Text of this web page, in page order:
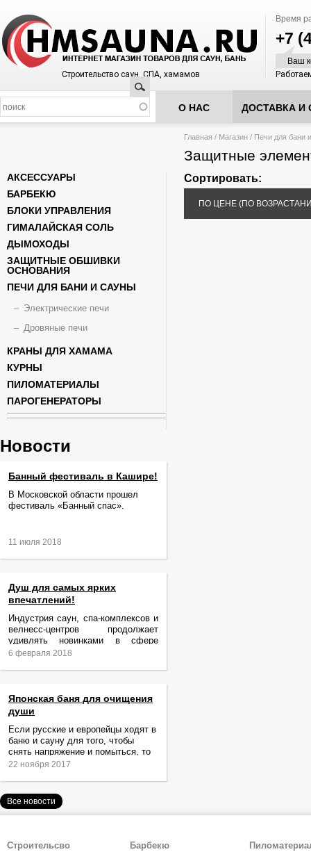
Время
+7
Ваш
Строительство саун, СПА, хамамов
Поиск
О НАС ДОСТАВКА И
Вы здесь
Главная / Магазин / Печи для бани
Защитные
Сортировать:
ПО ЦЕНЕ (ПО
АКСЕССУАРЫ
БАРБЕКЮ
БЛОКИ УПРАВЛЕНИЯ
ГИМАЛАЙСКАЯ СОЛЬ
ДЫМОХОДЫ
ЗАЩИТНЫЕ ОБШИВКИ
ОСНОВАНИЯ
ПЕЧИ ДЛЯ БАНИ И САУНЫ
Электрические печи
Дровяные печи
КРАНЫ ДЛЯ ХАМАМА
КУРНЫ
ПИЛОМАТЕРИАЛЫ
ПАРОГЕНЕРАТОРЫ
Новости
Банный фестиваль в Кашире!
В Московской области прошел
фестиваль «Банный спас».
11 июля 2018
Душ для самых ярких
впечатлений!
Индустрия саун, спа-комплексов и
велнесс-центров продолжает
удивлять новинками в сфере
релаксации и ухода за телом.
6 февраля 2018
Японская баня для очищения
души
Если русские и европейцы ходят в
баню и сауну для того, чтобы
снять напряжение и помыться, то
жители Японии идут туда за
22 ноября 2017
Все новости
Строительсво
Барбекю